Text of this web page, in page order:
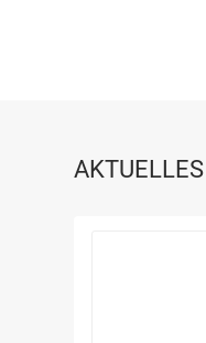
AKTUELLES